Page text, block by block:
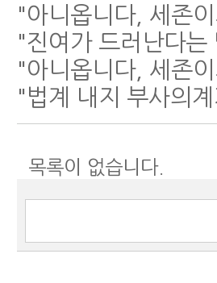
"아니옵니다, 세존
"진여가 드러난다는
"아니옵니다, 세존
" 법계 내지 부사의
목록이 없습니다.